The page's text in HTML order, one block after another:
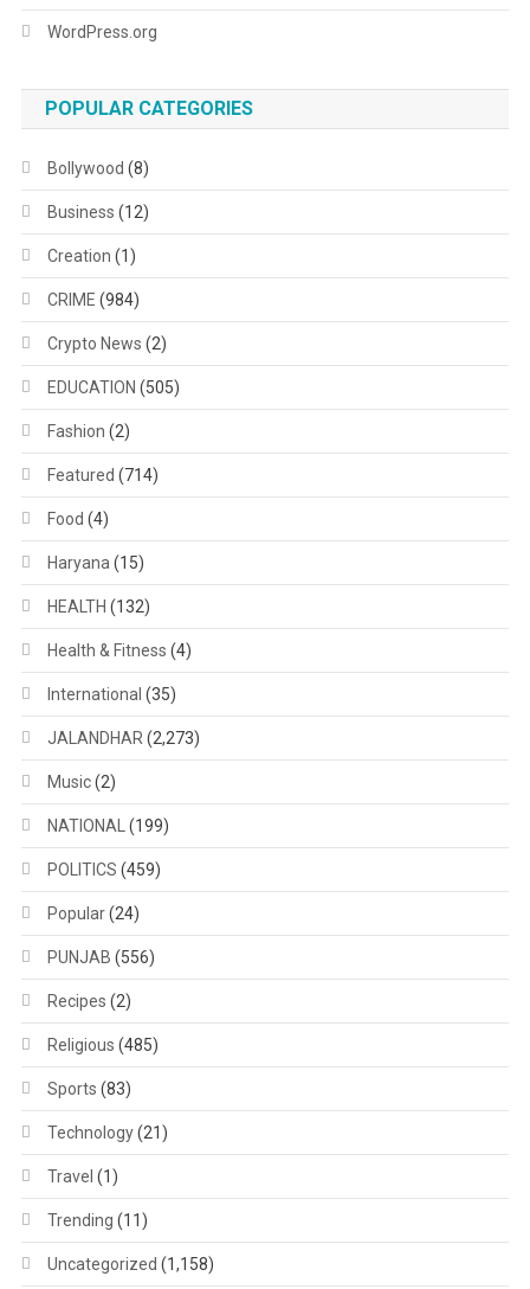
WordPress.org
POPULAR CATEGORIES
Bollywood (8)
Business (12)
Creation (1)
CRIME (984)
Crypto News (2)
EDUCATION (505)
Fashion (2)
Featured (714)
Food (4)
Haryana (15)
HEALTH (132)
Health & Fitness (4)
International (35)
JALANDHAR (2,273)
Music(2)
NATIONAL (199)
POLITICS (459)
Popular(24)
PUNJAB (556)
Recipes (2)
Religious (485)
Sports (83)
Technology(21)
Travel (1)
Trending (11)
Uncategorized (1,158)